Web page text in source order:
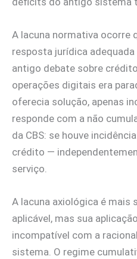
A lacuna normativa ocorre
resposta jurídica
antigo debate sobre
operações digitais era
oferecia solução, apenas
responde com a não
da CBS: se houve
crédito —
serviço.
A lacuna axiológica é mais
aplicável, mas sua
incompatível com a
sistema. O regime